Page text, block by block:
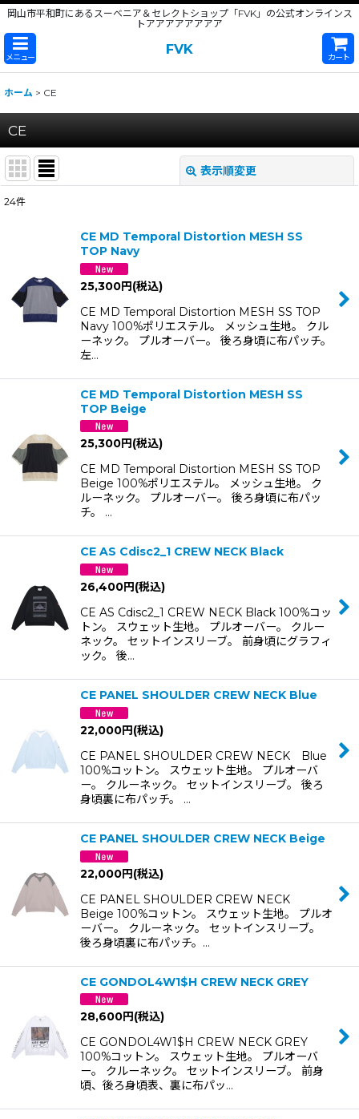
岡山市平和町にあるスーベニア＆セレクトショップ「FVK」の公式オンラインス
トアアアアアアアア
メニュー
FVK
カート
ホーム > CE
CE
表示順変更
並び順
24件
CE MD Temporal Distortion MESH SS
TOP Navy
25,300円(税込)
CE MD Temporal Distortion MESH SS TOP
Navy 100%ポリエステル。 メッシュ生地。 クル
ーネック。 プルオーバー。 後ろ身頃に布パッチ。
左…
CE MD Temporal Distortion MESH SS
TOP Beige
25,300円(税込)
CE MD Temporal Distortion MESH SS TOP
Beige 100%ポリエステル。 メッシュ生地。 ク
ルーネック。 プルオーバー。 後ろ身頃に布パッ
チ。 …
CE AS Cdisc2_1 CREW NECK Black
26,400円(税込)
CE AS Cdisc2_1 CREW NECK Black 100%コッ
トン。 スウェット生地。 プルオーバー。 クルー
ネック。 セットインスリーブ。 前身頃にグラフィ
ック。 後…
CE PANEL SHOULDER CREW NECK Blue
22,000円(税込)
CE PANEL SHOULDER CREW NECK Blue
100%コットン。 スウェット生地。 プルオーバ
ー。 クルーネック。 セットインスリーブ。 後ろ
身頃裏に布パッチ。 …
CE PANEL SHOULDER CREW NECK Beige
22,000円(税込)
CE PANEL SHOULDER CREW NECK
Beige 100%コットン。 スウェット生地。 プルオ
ーバー。 クルーネック。 セットインスリーブ。
後ろ身頃裏に布パッチ。…
CE GONDOL4W1$H CREW NECK GREY
28,600円(税込)
CE GONDOL4W1$H CREW NECK GREY
100%コットン。 スウェット生地。 プルオーバ
ー。 クルーネック。 セットインスリーブ。 前身
頃、後ろ身頃表、裏に布パッ…